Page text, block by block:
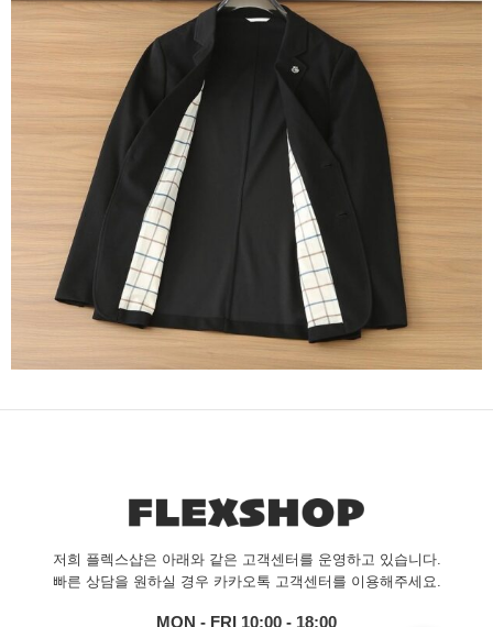
저희 플렉스샵은 아래와 같은 고객센터를 운영하고 있습니다.
빠른 상담을 원하실 경우 카카오톡 고객센터를 이용해주세요.
MON - FRI 10:00 - 18:00